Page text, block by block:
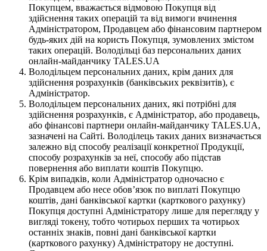
Покупцем, вважається відмовою Покупця від
здійснення таких операцій та від вимоги вчинення
Адміністратором, Продавцем або фінансовим партнером
будь-яких дій на користь Покупця, зумовлених змістом
таких операцій. Володільці баз персональних даних
онлайн-майданчику TALES.UA
Володільцем персональних даних, крім даних для
здійснення розрахунків (банківських реквізитів), є
Адміністратор.
Володільцем персональних даних, які потрібні для
здійснення розрахунків, є Адміністратор, або продавець,
або фінансові партнери онлайн-майданчику TALES.UA,
зазначені на Сайті. Володілець таких даних визначається
залежно від способу реалізації конкретної Продукції,
способу розрахунків за неї, способу або підстав
повернення або виплати коштів Покупцю.
Крім випадків, коли Адміністратор одночасно є
Продавцем або несе обов’язок по виплаті Покупцю
коштів, дані банківської картки (карткового рахунку)
Покупця доступні Адміністратору лише для перегляду у
вигляді токену, тобто чотирьох перших та чотирьох
останніх знаків, повні дані банківської картки
(карткового рахунку) Адміністратору не доступні.